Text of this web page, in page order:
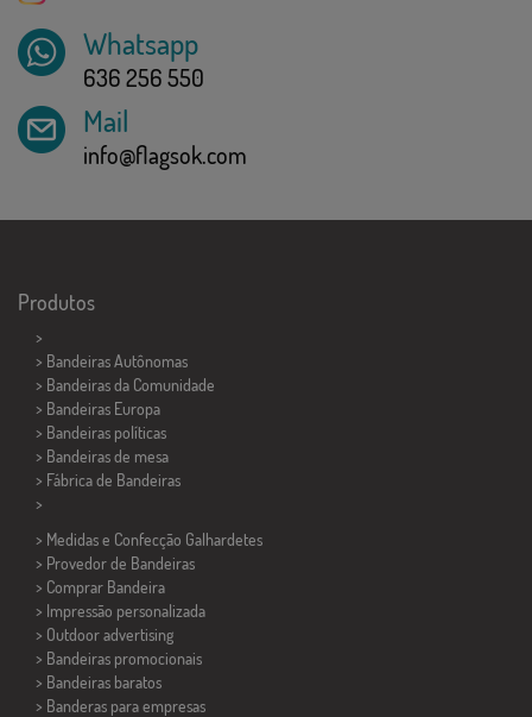
Whatsapp
636 256 550
Mail
info@flagsok.com
Produtos
>
> Bandeiras Autônomas
> Bandeiras da Comunidade
> Bandeiras Europa
> Bandeiras políticas
> Bandeiras de mesa
> Fábrica de Bandeiras
>
> Medidas e Confecção Galhardetes
> Provedor de Bandeiras
> Comprar Bandeira
> Impressão personalizada
> Outdoor advertising
> Bandeiras promocionais
> Bandeiras baratos
> Banderas para empresas